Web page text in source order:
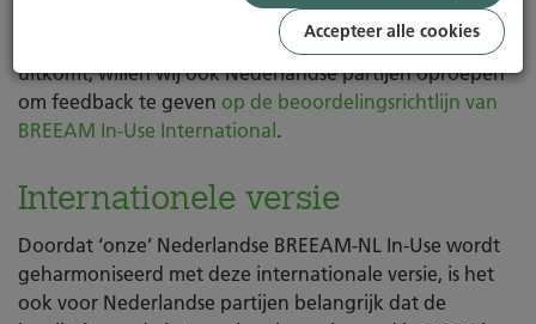
augustus in consultatie. Omdat deze versie de voorloper
is van de Nederlandse versie die eind volgend jaar
uitkomt, willen wij ook Nederlandse partijen oproepen
om feedback te geven op de beoordelingsrichtlijn van
BREEAM In-Use International .
Internationele versie
Doordat ‘onze’ Nederlandse BREEAM-NL In-Use wordt
geharmoniseerd met deze internationale versie, is het
ook voor Nederlandse partijen belangrijk dat de
Accepteer alle cookies